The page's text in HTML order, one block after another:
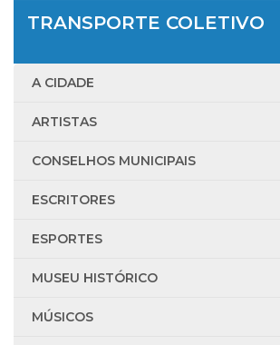
TRANSPORTE COLETIVO
A CIDADE
ARTISTAS
CONSELHOS MUNICIPAIS
ESCRITORES
ESPORTES
MUSEU HISTÓRICO
MÚSICOS